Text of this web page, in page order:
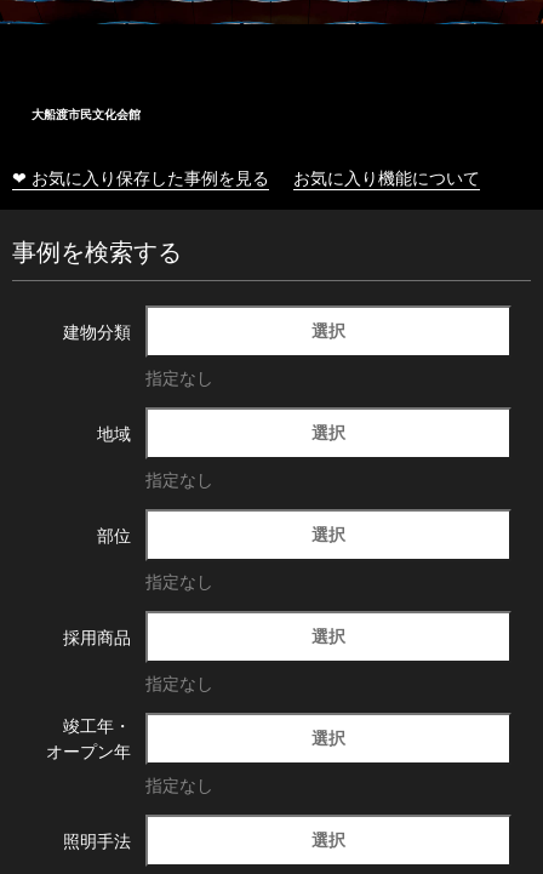
大船渡市民文化会館
❤ お気に入り保存した事例を見る お気に入り機能について
事例を検索する
建物分類 選択
指定なし
地域 選択
指定なし
部位 選択
指定なし
採用商品 選択
指定なし
竣工年・
オープン年
選択
指定なし
照明手法 選択